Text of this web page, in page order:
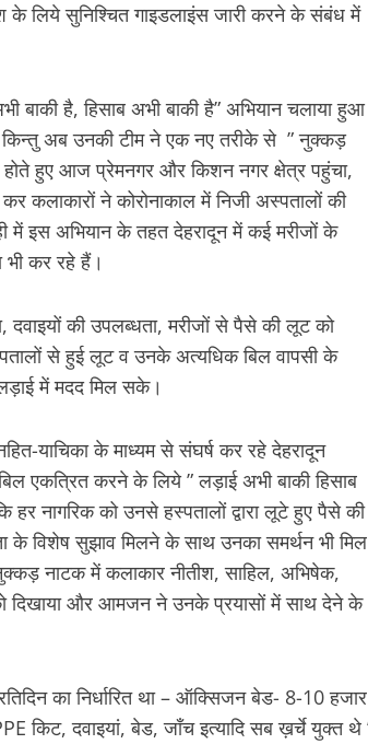
के लिये सुनिश्चित गाइडलाइंस जारी करने के संबंध में
बाकी है, हिसाब अभी बाकी है” अभियान चलाया हुआ
किन्तु अब उनकी टीम ने एक नए तरीके से ” नुक्कड़
होते हुए आज प्रेमनगर और किशन नगर क्षेत्र पहुंचा,
ने कोरोनाकाल में निजी अस्पतालों की
में इस अभियान के तहत देहरादून में कई मरीजों के
कर रहे हैं।
की उपलब्धता, मरीजों से पैसे की लूट को
से हुई लूट व उनके अत्यधिक बिल वापसी के
में मदद मिल सके।
याचिका के माध्यम से संघर्ष कर रहे देहरादून
एकत्रित करने के लिये ” लड़ाई अभी बाकी हिसाब
नागरिक को उनसे हस्पतालों द्वारा लूटे हुए पैसे की
के विशेष सुझाव मिलने के साथ उनका समर्थन भी मिल
नाटक में कलाकार नीतीश, साहिल, अभिषेक,
को दिखाया और आमजन ने उनके प्रयासों में साथ देने के
का निर्धारित था – ऑक्सिजन बेड- 8-10 हजार
दवाइयां, बेड, जाँच इत्यादि सब ख़र्चे युक्त थे